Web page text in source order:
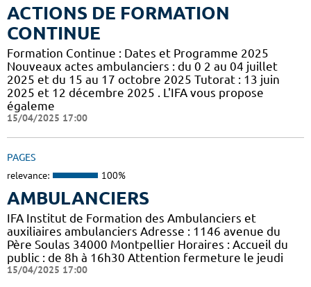
ACTIONS DE FORMATION
CONTINUE
Formation Continue : Dates et Programme 2025
Nouveaux actes ambulanciers : du 0 2 au 04 juillet
2025 et du 15 au 17 octobre 2025 Tutorat : 13 juin
2025 et 12 décembre 2025 . L'IFA vous propose
égaleme
15/04/2025 17:00
PAGES
relevance: 100%
AMBULANCIERS
IFA Institut de Formation des Ambulanciers et
auxiliaires ambulanciers Adresse : 1146 avenue du
Père Soulas 34000 Montpellier Horaires : Accueil du
public : de 8h à 16h30 Attention fermeture le jeudi
15/04/2025 17:00